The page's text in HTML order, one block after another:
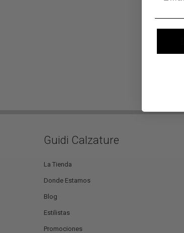
Guidi Calzature
La Tienda
Donde Estamos
Blog
Estilistas
Promociones